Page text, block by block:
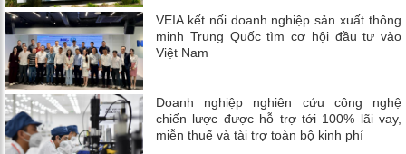
VEIA kết nối doanh nghiệp sản xuất thông
minh Trung Quốc tìm cơ hội đầu tư vào
Việt Nam
Doanh nghiệp nghiên cứu công nghệ
chiến lược được hỗ trợ tới 100% lãi vay,
miễn thuế và tài trợ toàn bộ kinh phí